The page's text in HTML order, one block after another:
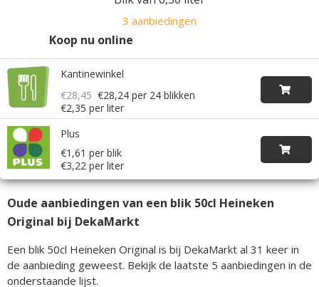
3 aanbiedingen
Koop nu online
Kantinewinkel
€28,45 €28,24 per 24 blikken
€2,35 per liter
Plus
€1,61 per blik
€3,22 per liter
Oude aanbiedingen van een blik 50cl Heineken
Original bij DekaMarkt
Een blik 50cl Heineken Original is bij DekaMarkt al 31 keer in
de aanbieding geweest. Bekijk de laatste 5 aanbiedingen in de
onderstaande lijst.